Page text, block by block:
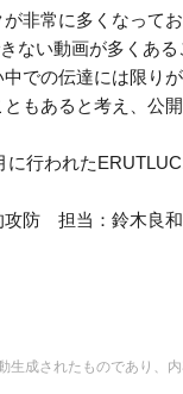
非常に多くなってお
ない動画が多くある
での伝達には限り
もあると考え、公開
に行われた
攻防 担当：鈴木良和
成されたものであり、